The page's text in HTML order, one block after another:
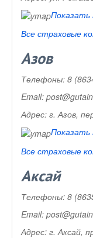
Показать
Все страховые
Азов
Телефоны: 8
Email:
Адрес: г. Азов,
Показать
Все страховые
Аксай
Телефоны: 8
Email:
Адрес: г. Аксай,